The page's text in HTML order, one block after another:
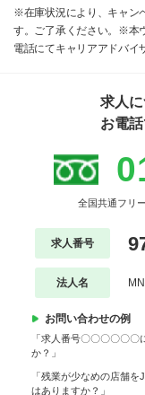
※在庫状況により、キャン
す。ご了承ください。※本
電話にてキャリアアドバイ
求人
お電
全国共通フリ
求人番号
法人名
お問い合わせの例
「求人番号〇〇〇〇〇
か？」
「残業が少なめの店舗
はありますか？」